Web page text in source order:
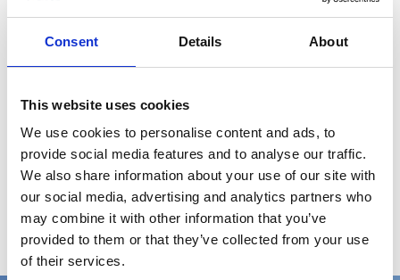
Consent Details About
This website uses cookies
We use cookies to personalise content and ads, to
provide social media features and to analyse our traffic.
We also share information about your use of our site with
our social media, advertising and analytics partners who
may combine it with other information that you’ve
provided to them or that they’ve collected from your use
of their services.
Wo möchtest du paddeln?
Region – und je nachdem, wo du paddelst, erwarten dich
Entlang der Küste in
Bohuslän
paddelst du zwischen kleinen
Inseln und charmanten Fischerdörfern.
Dalsland
mit einem der schönsten Seensysteme Europas. Und rund
umGöteborgfindest du beliebte Paddelgebiete – sowohl
stadtnah als auch mitten in unberührter Natur.